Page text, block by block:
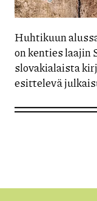
Huhtikuun
on kenties laajin
slovakialaista
esittelevä